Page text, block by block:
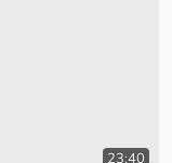
23:40